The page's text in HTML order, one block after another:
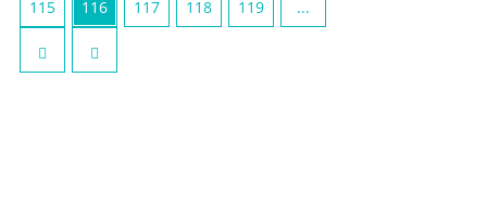
115 116 117 118 119 ...